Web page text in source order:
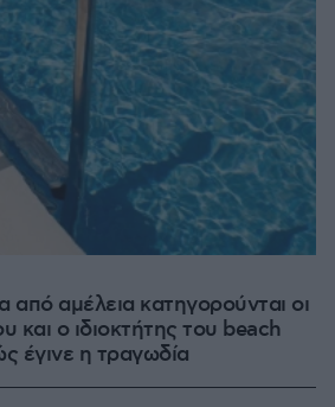
από αμέλεια κατηγορούνται οι
και ο ιδιοκτήτης του beach
έγινε η τραγωδία